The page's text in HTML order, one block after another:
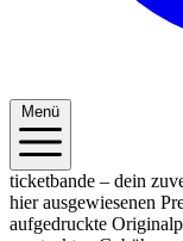
Menü
ticketbande – dein
hier ausgewiesenen
aufgedruckte